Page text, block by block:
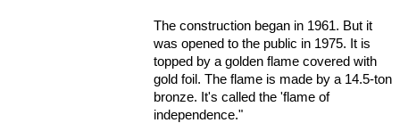
The construction began in 1961. But it
was opened to the public in 1975. It is
topped by a golden flame covered with
gold foil. The flame is made by a 14.5-ton
bronze. It's called the 'flame of
independence."